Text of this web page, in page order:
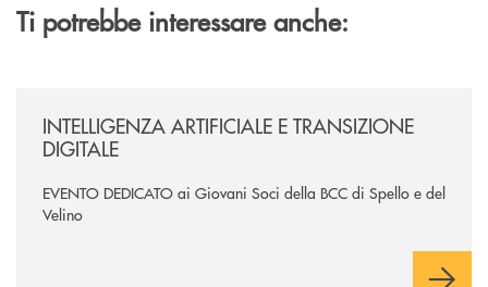
Ti potrebbe interessare anche:
INTELLIGENZA ARTIFICIALE E TRANSIZIONE
DIGITALE
EVENTO DEDICATO ai Giovani Soci della BCC di Spello e del
Velino